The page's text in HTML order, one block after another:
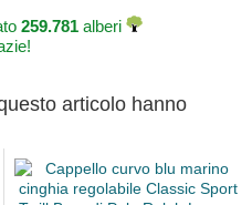
259.781 alberi
articolo hanno